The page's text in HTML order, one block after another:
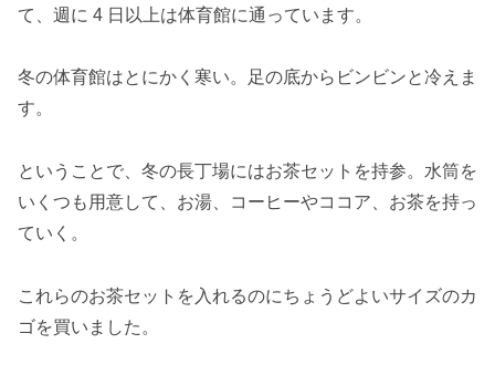
て、週に 4 日以上は体育館に通っています。
冬の体育館はとにかく寒い。足の底からビンビンと冷えま
す。
ということで、冬の長丁場にはお茶セットを持参。水筒を
いくつも用意して、お湯、コーヒーやココア、お茶を持っ
ていく。
これらのお茶セットを入れるのにちょうどよいサイズのカ
ゴを買いました。